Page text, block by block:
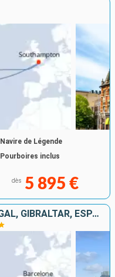
Navire de Légende
Pourboires inclus
dès 5 895 €
ÉTATS-UNIS, CANADA, PORTUGAL, GIBRALTAR, ESPAGNE, IBIZA, MAJORQUE